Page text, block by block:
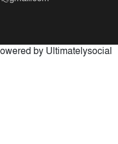
by Ultimatelysocial